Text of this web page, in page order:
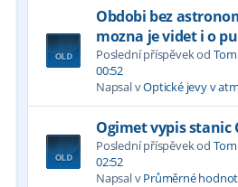
Obdobi bez
mozna je videt i o
Poslední příspěvek od
00:52
Napsal vOptické jevy v
Ogimet vypis stanic
Poslední příspěvek od
02:52
Napsal vPrůměrné